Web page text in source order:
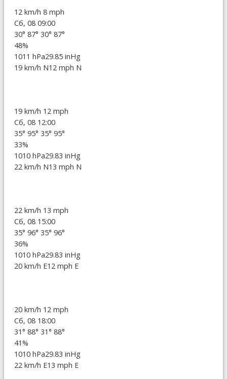
12 km/h 8 mph
Сб, 08 09:00
30° 87° 30° 87°
48%
1011 hPa29.85 inHg
19 km/h N12 mph N
19 km/h 12 mph
Сб, 08 12:00
35° 95° 35° 95°
33%
1010 hPa29.83 inHg
22 km/h N13 mph N
22 km/h 13 mph
Сб, 08 15:00
35° 96° 35° 96°
36%
1010 hPa29.83 inHg
20 km/h E12 mph E
20 km/h 12 mph
Сб, 08 18:00
31° 88° 31° 88°
41%
1010 hPa29.83 inHg
22 km/h E13 mph E